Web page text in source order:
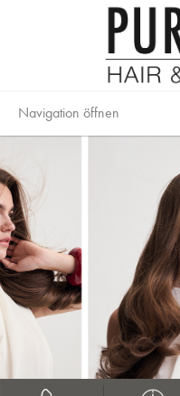
Navigation öffnen